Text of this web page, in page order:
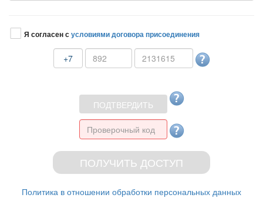
Я согласен сусловиями договора присоединения
+7
Политика в отношении обработки персональных данных